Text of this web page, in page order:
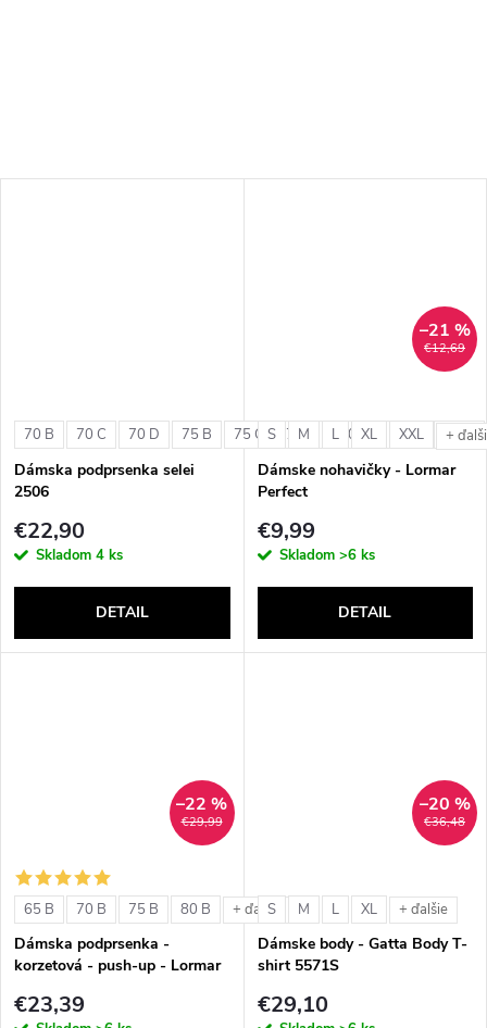
70 B 70 C 70 D 75 B 75 C 75 D 80 B 80 C 80 D
Dámska podprsenka selei
2506
€22,90
Skladom 4 ks
DETAIL
€12,69
–21 %
S M L XL XXL +
Dámske nohavičky - Lormar
Perfect
€9,99
Skladom >6 ks
DETAIL
€29,99
–22 %
65 B 70 B 75 B 80 B + ďalšie
Dámska podprsenka -
korzetová - push-up - Lormar
€23,39
€36,48
–20 %
S M L XL + ďalšie
Dámske body - Gatta Body T-
shirt 5571S
€29,10